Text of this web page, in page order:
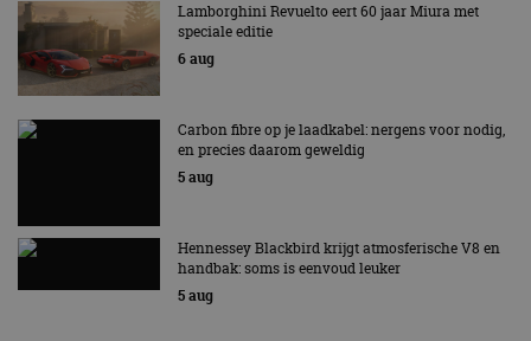
Lamborghini Revuelto eert 60 jaar Miura met
speciale editie
6 aug
Carbon fibre op je laadkabel: nergens voor nodig,
en precies daarom geweldig
5 aug
Hennessey Blackbird krijgt atmosferische V8 en
handbak: soms is eenvoud leuker
5 aug